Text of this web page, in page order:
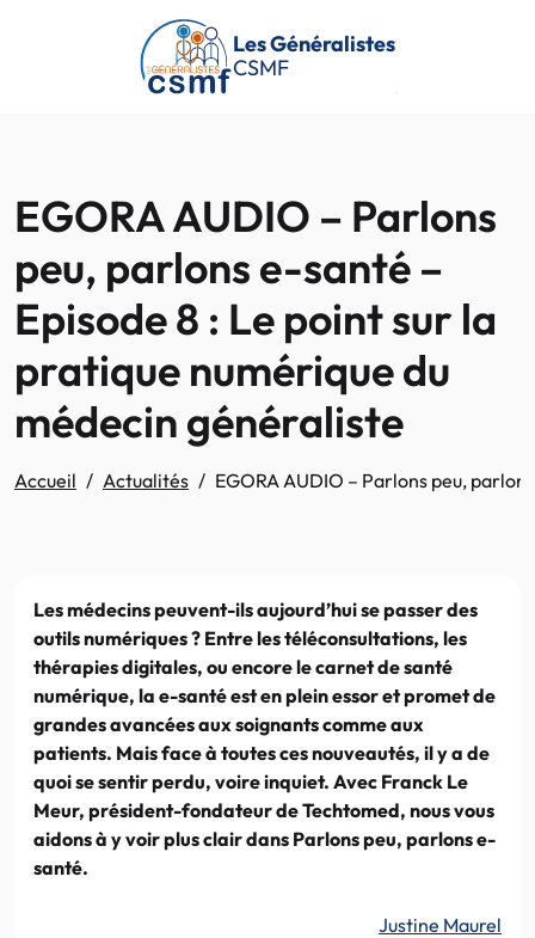
Passer au contenu principal
Les Généralistes
CSMF
EGORA AUDIO – Parlons
peu, parlons e-santé –
Episode 8 : Le point sur la
pratique numérique du
médecin généraliste
Accueil Actualités EGORA AUDIO – Parlons peu,
Les médecins peuvent-ils aujourd’hui se passer des
outils numériques ? Entre les téléconsultations, les
thérapies digitales, ou encore le carnet de santé
numérique, la e-santé est en plein essor et promet de
grandes avancées aux soignants comme aux
patients. Mais face à toutes ces nouveautés, il y a de
quoi se sentir perdu, voire inquiet. Avec Franck Le
Meur, président-fondateur de Techtomed, nous vous
aidons à y voir plus clair dans Parlons peu, parlons e-
santé.
Justine Maurel